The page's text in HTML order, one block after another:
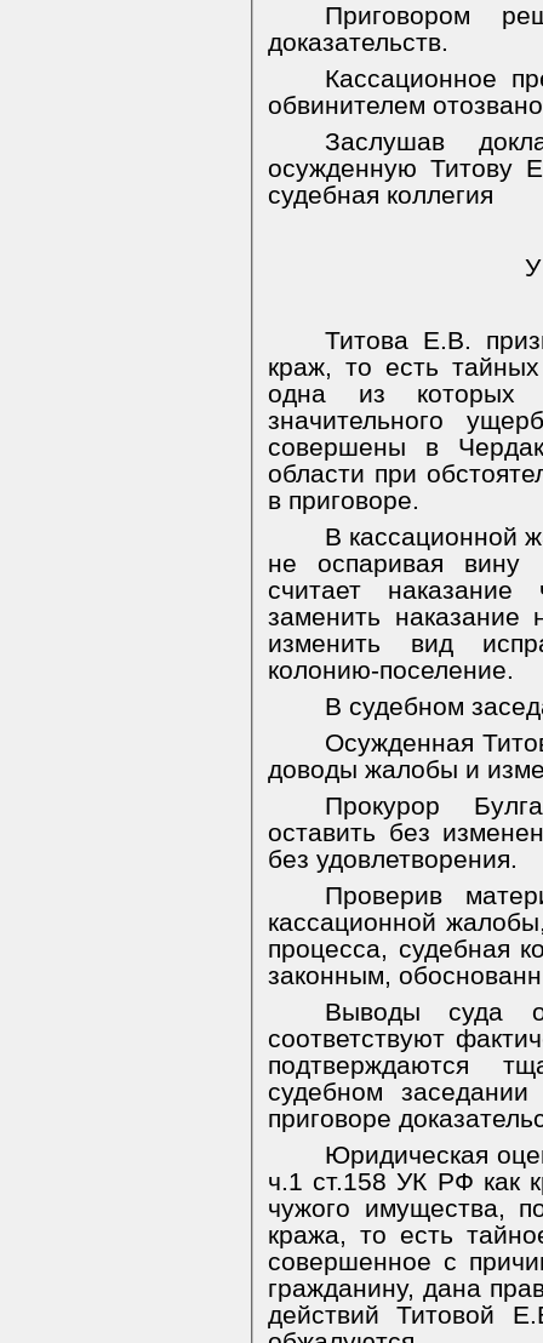
Приговором
доказательств.
Кассационное
обвинителем
Заслушав
осужденную Титову
судебная коллегия
Титова Е.В.
краж, то есть
одна из которых
значительного
совершены в
области при
в приговоре.
В кассационной
не оспаривая вину
считает
заменить
изменить вид
колонию-поселение.
В судебном
Осужденная
доводы жалобы и
Прокурор
оставить без
без удовлетворения.
Проверив
кассационной
процесса, судебная
законным,
Выводы суда
соответствуют
подтверждаются
судебном
приговоре
Юридическая
ч.1 ст.158 УК РФ как
чужого имущества,
кража, то есть
совершенное с
гражданину, дана
действий Титовой